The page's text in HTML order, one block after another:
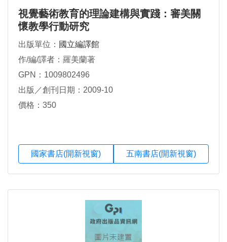
視覺藝術教育的理論建構與實踐：審美關
懷教學行動研究
出版單位： 國立編譯館
作/編/譯者：羅美蘭著
GPN：1009802496
出版／創刊日期：2009-10
價格：350
國家書店(開新視窗) 五南書店(開新視窗)